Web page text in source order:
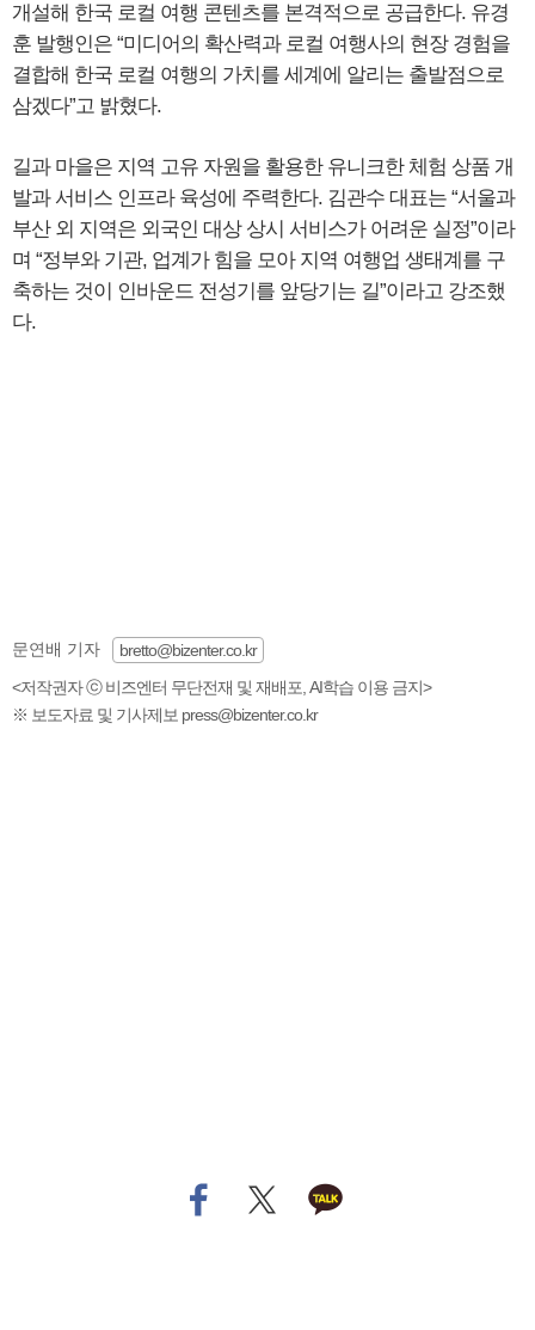
개설해 한국 로컬 여행 콘텐츠를 본격적으로 공급한다. 유경
훈 발행인은 “미디어의 확산력과 로컬 여행사의 현장 경험을
결합해 한국 로컬 여행의 가치를 세계에 알리는 출발점으로
삼겠다”고 밝혔다.
길과 마을은 지역 고유 자원을 활용한 유니크한 체험 상품 개
발과 서비스 인프라 육성에 주력한다. 김관수 대표는 “서울과
부산 외 지역은 외국인 대상 상시 서비스가 어려운 실정”이라
며 “정부와 기관, 업계가 힘을 모아 지역 여행업 생태계를 구
축하는 것이 인바운드 전성기를 앞당기는 길”이라고 강조했
다.
문연배 기자
bretto@bizenter.co.kr
<저작권자 ⓒ 비즈엔터 무단전재 및 재배포, AI학습 이용 금지>
※ 보도자료 및 기사제보 press@bizenter.co.kr